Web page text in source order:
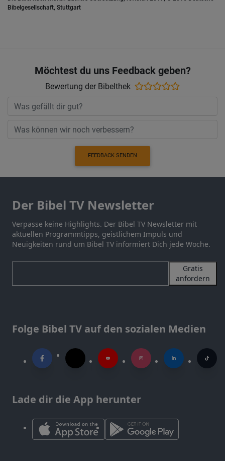
Bibelgesellschaft, Stuttgart
Möchtest du uns Feedback geben?
Bewertung der Bibelthek
FEEDBACK SENDEN
Der Bibel TV Newsletter
Verpasse keine Highlights. Der Bibel TV Newsletter mit
aktuellen Programmtipps, geistlichem Impuls und
Neuigkeiten rund um Bibel TV informiert Dich jede Woche.
Gratis
anfordern
Folge Bibel TV auf den sozialen Medien
Lade dir die App herunter